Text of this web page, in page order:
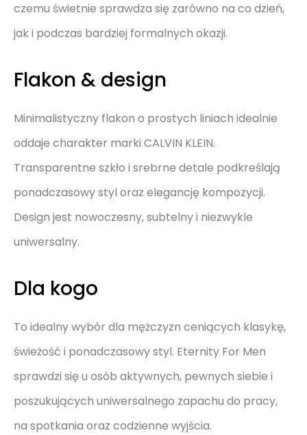
czemu świetnie sprawdza się zarówno na co dzień,
jak i podczas bardziej formalnych okazji.
Flakon & design
Minimalistyczny flakon o prostych liniach idealnie
oddaje charakter marki CALVIN KLEIN.
Transparentne szkło i srebrne detale podkreślają
ponadczasowy styl oraz elegancję kompozycji.
Design jest nowoczesny, subtelny i niezwykle
uniwersalny.
Dla kogo
To idealny wybór dla mężczyzn ceniących klasykę,
świeżość i ponadczasowy styl. Eternity For Men
sprawdzi się u osób aktywnych, pewnych siebie i
poszukujących uniwersalnego zapachu do pracy,
na spotkania oraz codzienne wyjścia.